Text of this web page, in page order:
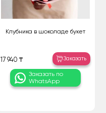
Клубника в шоколаде букет
17 940 ₸ Заказать
Заказать по
WhatsApp